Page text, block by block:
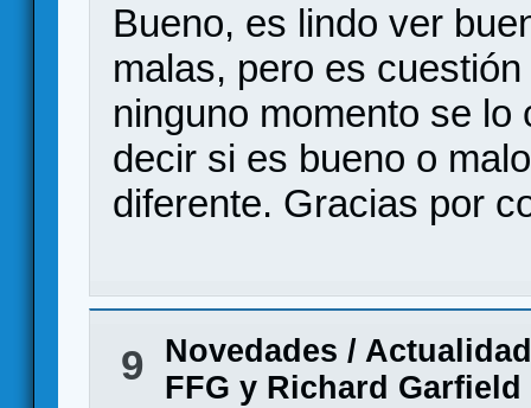
Bueno, es lindo ver
malas, pero es
ninguno momento se
decir si es bueno o
diferente. Gracias por
9
Novedades / Actualidad
FFG y Richard Garfield